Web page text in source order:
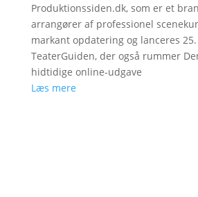
Produktionssiden.dk, som er et
arrangører af professionel
markant opdatering og lanceres
TeaterGuiden, der også rummer
hidtidige online-udgave
Læs mere